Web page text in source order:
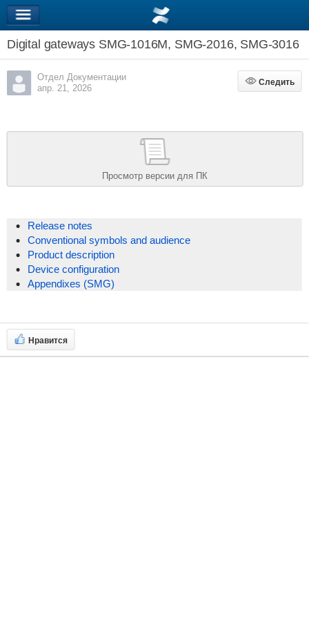
Digital gateways SMG-1016M, SMG-2016, SMG-3016
Отдел Документации
апр. 21, 2026
Следить
Следить
Просмотр версии для ПК
Release notes
Conventional symbols and audience
Product description
Device configuration
Appendixes (SMG)
Нравится